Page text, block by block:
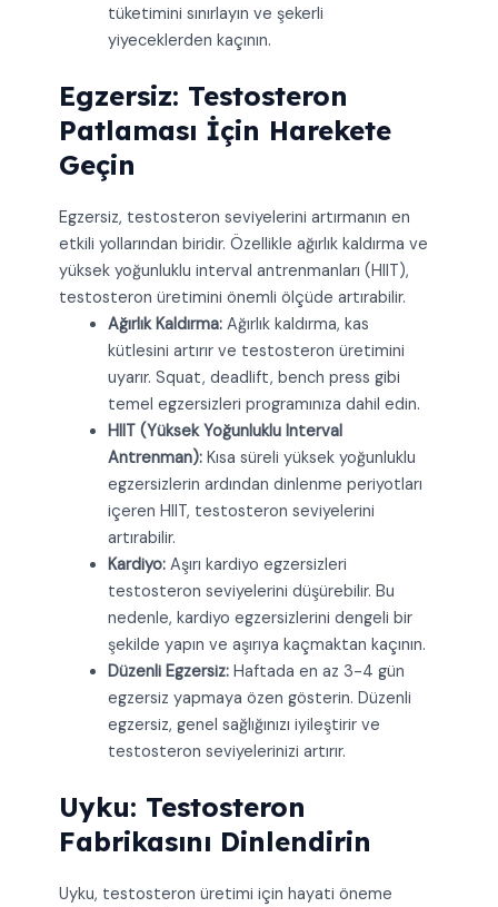
tüketimini sınırlayın ve şekerli
yiyeceklerden kaçının.
Egzersiz: Testosteron
Patlaması İçin Harekete
Geçin
Egzersiz, testosteron seviyelerini artırmanın en
etkili yollarından biridir. Özellikle ağırlık kaldırma ve
yüksek yoğunluklu interval antrenmanları (HIIT),
testosteron üretimini önemli ölçüde artırabilir.
Ağırlık Kaldırma:Ağırlık kaldırma, kas
kütlesini artırır ve testosteron üretimini
uyarır. Squat, deadlift, bench press gibi
temel egzersizleri programınıza dahil edin.
HIIT (Yüksek Yoğunluklu Interval
Antrenman):Kısa süreli yüksek yoğunluklu
egzersizlerin ardından dinlenme periyotları
içeren HIIT, testosteron seviyelerini
artırabilir.
Kardiyo:Aşırı kardiyo egzersizleri
testosteron seviyelerini düşürebilir. Bu
nedenle, kardiyo egzersizlerini dengeli bir
şekilde yapın ve aşırıya kaçmaktan kaçının.
Düzenli Egzersiz:Haftada en az 3-4 gün
egzersiz yapmaya özen gösterin. Düzenli
egzersiz, genel sağlığınızı iyileştirir ve
testosteron seviyelerinizi artırır.
Uyku: Testosteron
Fabrikasını Dinlendirin
Uyku, testosteron üretimi için hayati öneme